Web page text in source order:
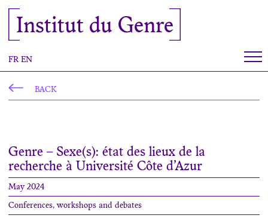
Institut du Genre
FR EN
BACK
Genre – Sexe(s): état des lieux de la
recherche à Université Côte d’Azur
May 2024
Conferences, workshops and debates